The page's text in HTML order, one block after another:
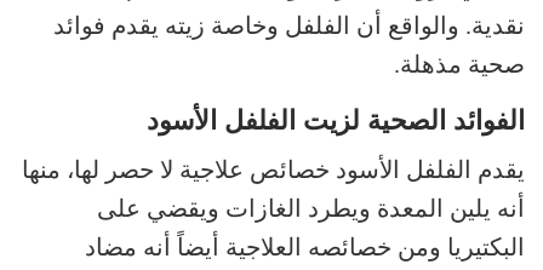
نقدية. والواقع أن الفلفل وخاصة زيته يقدم فوائد
صحية مذهلة.
الفوائد الصحية لزيت الفلفل الأسود
يقدم الفلفل الأسود خصائص علاجية لا حصر لها، منها
أنه يلين المعدة ويطرد الغازات ويقضي على
البكتيريا ومن خصائصه العلاجية أيضاً أنه مضاد